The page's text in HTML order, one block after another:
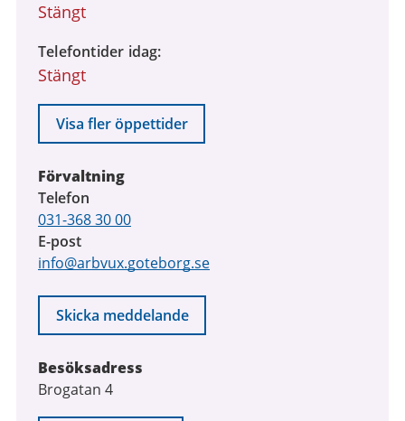
Stängt
Telefontider idag
Stängt
Visa fler öppettider
Förvaltning
Telefon
031-368 30 00
E-post
info@arbvux.goteborg.se
Skicka meddelande
Besöksadress
Brogatan 4